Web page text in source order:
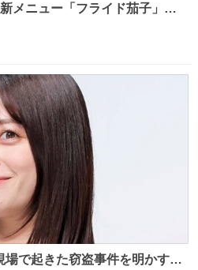
メニュー「フライド茄子」が
場で起きた窃盗事件を明かす